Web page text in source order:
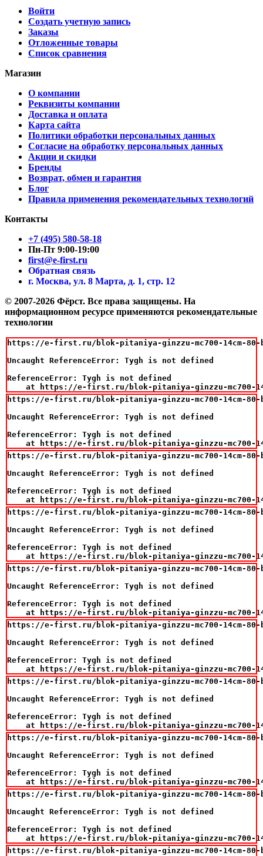
Войти
Создать учетную запись
Заказы
Отложенные товары
Список сравнения
Магазин
О компании
Реквизиты компании
Доставка и оплата
Карта сайта
Политики обработки персональных данных
Согласие на обработку персональных данных
Акции и скидки
Бренды
Возврат, обмен и гарантия
Блог
Правила применения рекомендательных технологий
Контакты
+7 (495) 580-58-18
Пн-Пт 9:00-19:00
first@e-first.ru
Обратная связь
г. Москва, ул. 8 Марта, д. 1, стр. 12
© 2007-2026 Фёрст. Все права защищены. На
информационном ресурсе применяются рекомендательные
технологии
https://e-first.ru/blok-pitaniya-ginzzu-mc700-14cm-80-
Uncaught ReferenceError: Tygh is not defined
ReferenceError: Tygh is not defined
at https://e-first.ru/blok-pitaniya-ginzzu-mc700-
https://e-first.ru/blok-pitaniya-ginzzu-mc700-14cm-80-
Uncaught ReferenceError: Tygh is not defined
ReferenceError: Tygh is not defined
at https://e-first.ru/blok-pitaniya-ginzzu-mc700-
https://e-first.ru/blok-pitaniya-ginzzu-mc700-14cm-80-
Uncaught ReferenceError: Tygh is not defined
ReferenceError: Tygh is not defined
at https://e-first.ru/blok-pitaniya-ginzzu-mc700-
https://e-first.ru/blok-pitaniya-ginzzu-mc700-14cm-80-
Uncaught ReferenceError: Tygh is not defined
ReferenceError: Tygh is not defined
at https://e-first.ru/blok-pitaniya-ginzzu-mc700-
https://e-first.ru/blok-pitaniya-ginzzu-mc700-14cm-80-
Uncaught ReferenceError: Tygh is not defined
ReferenceError: Tygh is not defined
at https://e-first.ru/blok-pitaniya-ginzzu-mc700-
https://e-first.ru/blok-pitaniya-ginzzu-mc700-14cm-80-
Uncaught ReferenceError: Tygh is not defined
ReferenceError: Tygh is not defined
at https://e-first.ru/blok-pitaniya-ginzzu-mc700-
https://e-first.ru/blok-pitaniya-ginzzu-mc700-14cm-80-
Uncaught ReferenceError: Tygh is not defined
ReferenceError: Tygh is not defined
at https://e-first.ru/blok-pitaniya-ginzzu-mc700-
https://e-first.ru/blok-pitaniya-ginzzu-mc700-14cm-80-
Uncaught ReferenceError: Tygh is not defined
ReferenceError: Tygh is not defined
at https://e-first.ru/blok-pitaniya-ginzzu-mc700-
https://e-first.ru/blok-pitaniya-ginzzu-mc700-14cm-80-
Uncaught ReferenceError: Tygh is not defined
ReferenceError: Tygh is not defined
at https://e-first.ru/blok-pitaniya-ginzzu-mc700-
https://e-first.ru/blok-pitaniya-ginzzu-mc700-14cm-80-